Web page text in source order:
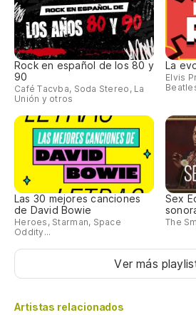
Rock en español de los 80 y
90
Café Tacvba, Soda Stereo, La
Unión y otros
La
Elvis
Las 30 mejores canciones
de David Bowie
Heroes, Starman, Space
Oddity...
Sex
The
Ver más
Artistas relacionados